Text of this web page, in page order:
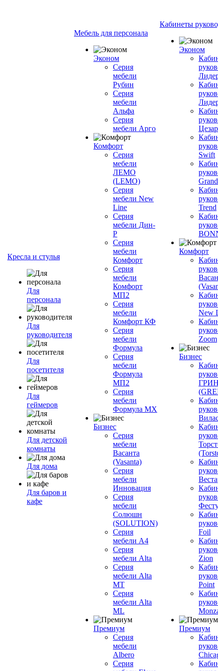
Кресла и стулья
Для
персонала
Для
руководителя
Для
посетителя
Для
геймеров
Для детской
комнаты
Для дома
Для баров и
кафе
Мебель для персонала
Эконом
Серия
мебели
Рубин
Серия
мебели
Альфа
Серия
мебели Арго
Комфорт
Серия
мебели
ЛЕМО
(LEMO)
Серия
мебели New
Line
Серия
мебели Дин-
Р
Серия
мебели
Комфорт
Серия
мебели
Комфорт
МП2
Серия
мебели
Комфорт КФ
Серия
мебели
Формула
Серия
мебели
Формула
МП2
Серия
мебели
Формула МХ
Бизнес
Серия
мебели
Васанта
(Vasanta)
Серия
мебели
Инновация
Серия
мебели
Солюшн
(SOLUTION)
Серия
мебели A4
Серия
мебели Alta
Серия
мебели Alta
MT
Серия
мебели Alta
ML
Премиум
Серия
мебели
Albero
Серия
Кабинеты
Эконом
Swift
Grand
Trend
Комфорт
New
Zoom
Бизнес
Foil
Zion
Point
Премиум